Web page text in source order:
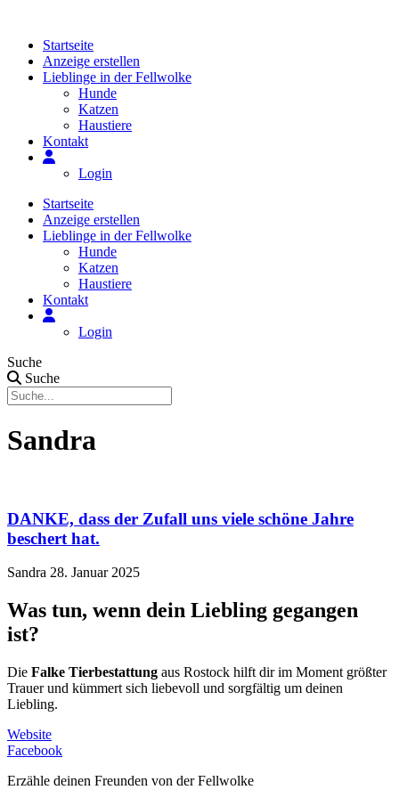
springenStartseite
Anzeige erstellen
Lieblinge in der Fellwolke
Hunde
Katzen
Haustiere
Kontakt
Login
Startseite
Anzeige erstellen
Lieblinge in der Fellwolke
Hunde
Katzen
Haustiere
Kontakt
Login
Suche
Suche
Sandra
DANKE, dass der Zufall uns viele schöne Jahre
beschert hat.
Sandra 28. Januar 2025
Was tun, wenn dein Liebling gegangen
ist?
Die Falke Tierbestattung aus Rostock hilft dir im Moment größter
Trauer und kümmert sich liebevoll und sorgfältig um deinen
Liebling.
Website
Facebook
Erzähle deinen Freunden von der Fellwolke